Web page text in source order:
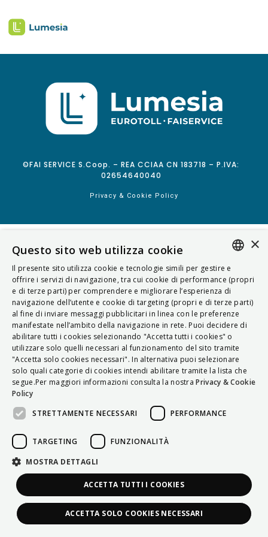
©FAI SERVICE S.Coop. – REA CCIAA CN 183718 – P.IVA:
02654640040
Privacy & Cookie Policy
ITALIAN
ENGLISH
FRENCH
HUNGARIAN
DEUTSCH
POLSKI
PORTUGUÊS
×
Questo sito web utilizza cookie
Il presente sito utilizza cookie e tecnologie simili per gestire e
offrire i servizi di navigazione, tra cui cookie di performance (propri
e di terze parti) per comprendere e migliorare l’esperienza di
navigazione dell’utente e cookie di targeting (propri e di terze parti)
al fine di inviare messaggi pubblicitari in linea con le preferenze
manifestate nell’ambito della navigazione in rete. Puoi decidere di
abilitare tutti i cookies selezionando "Accetta tutti i cookies" o
utilizzare solo quelli necessari al funzionamento del sito tramite
"Accetta solo cookies necessari". In alternativa puoi selezionare
solo quali categorie di cookies intendi abilitare tramite la lista che
segue.Per maggiori informazioni consulta la nostra Privacy & Cookie
Policy
STRETTAMENTE NECESSARI
PERFORMANCE
TARGETING FUNZIONALITÀ
MOSTRA DETTAGLI
ACCETTA TUTTI I COOKIES
ACCETTA SOLO COOKIES NECESSARI